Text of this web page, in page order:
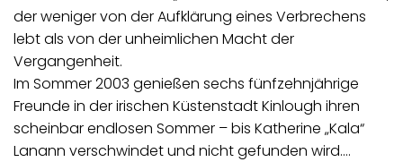
der weniger von der Aufklärung eines Verbrechens
lebt als von der unheimlichen Macht der
Vergangenheit.
Im Sommer 2003 genießen sechs fünfzehnjährige
Freunde in der irischen Küstenstadt Kinlough ihren
scheinbar endlosen Sommer – bis Katherine „Kala“
Lanann verschwindet und nicht gefunden wird.…